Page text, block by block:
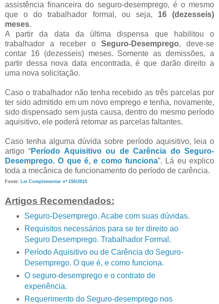
assistência financeira do seguro-desemprego, é o mesmo
que o do trabalhador formal, ou seja, 16 (dezesseis)
meses.
A partir da data da última dispensa que habilitou o
trabalhador a receber o Seguro-Desemprego, deve-se
contar 16 (dezesseis) meses. Somente as demissões, a
partir dessa nova data encontrada, é que darão direito a
uma nova solicitação.
Caso o trabalhador não tenha recebido as três parcelas por
ter sido admitido em um novo emprego e tenha, novamente,
sido dispensado sem justa causa, dentro do mesmo período
aquisitivo, ele poderá retomar as parcelas faltantes.
Caso tenha alguma dúvida sobre período aquisitivo, leia o
artigo “Período Aquisitivo ou de Carência do Seguro-
Desemprego. O que é, e como funciona”. Lá eu explico
toda a mecânica de funcionamento do período de carência.
Fonte: Lei Complementar nº 150/2015
Artigos Recomendados:
Seguro-Desemprego. Acabe com suas dúvidas.
Requisitos necessários para se ter direito ao
Seguro Desemprego. Trabalhador Formal.
Período Aquisitivo ou de Carência do Seguro-
Desemprego. O que é, e como funciona.
O seguro-desemprego e o contrato de
experiência.
Requerimento do Seguro-desemprego nos